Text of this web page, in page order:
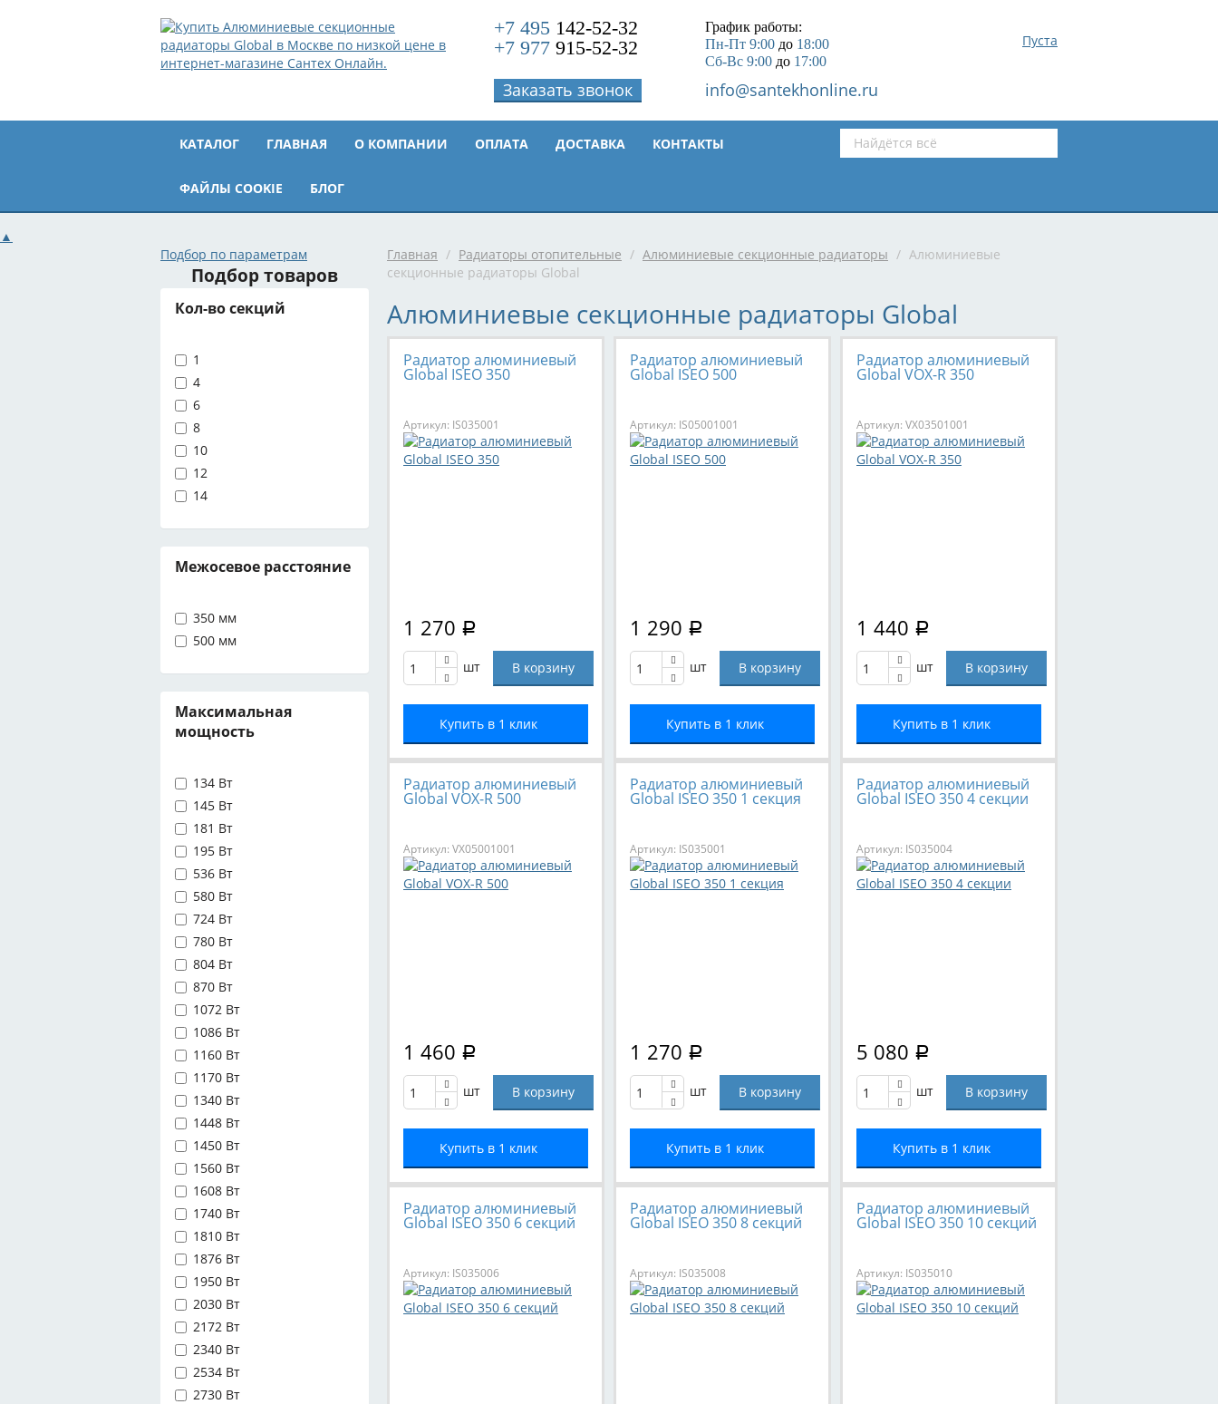
+7 495 142-52-32
+7 977 915-52-32
График работы:
Пн-Пт 9:00до 18:00
Сб-Вс 9:00до 17:00
Заказать звонок info@santekhonline.ru
Пуста
КАТАЛОГ ГЛАВНАЯ О КОМПАНИИ ОПЛАТА ДОСТАВКА КОНТАКТЫ
ФАЙЛЫ COOKIE БЛОГ
▲
Подбор по параметрам
Подбор товаров
Кол-во секций
1
4
6
8
10
12
14
Межосевое расстояние
350 мм
500 мм
Максимальная
мощность
134 Вт
145 Вт
181 Вт
195 Вт
536 Вт
580 Вт
724 Вт
780 Вт
804 Вт
870 Вт
1072 Вт
1086 Вт
1160 Вт
1170 Вт
1340 Вт
1448 Вт
1450 Вт
1560 Вт
1608 Вт
1740 Вт
1810 Вт
1876 Вт
1950 Вт
2030 Вт
2172 Вт
2340 Вт
2534 Вт
2730 Вт
Главная / Радиаторы отопительные / Алюминиевые секционные радиаторы / Алюминиевые
секционные радиаторы Global
Алюминиевые секционные радиаторы Global
Радиатор алюминиевый
Global ISEO 350
Артикул: IS035001
1 270 Р
шт
Купить в 1 клик
Радиатор алюминиевый
Global ISEO 500
Артикул: IS05001001
1 290 Р
шт
Купить в 1 клик
Радиатор алюминиевый
Global VOX-R 350
Артикул: VX03501001
1 440 Р
шт
Купить в 1 клик
Радиатор алюминиевый
Global VOX-R 500
Артикул: VX05001001
1 460 Р
шт
Купить в 1 клик
Радиатор алюминиевый
Global ISEO 350 1 секция
Артикул: IS035001
1 270 Р
шт
Купить в 1 клик
Радиатор алюминиевый
Global ISEO 350 4 секции
Артикул: IS035004
5 080 Р
шт
Купить в 1 клик
Радиатор алюминиевый
Global ISEO 350 6 секций
Артикул: IS035006
Радиатор алюминиевый
Global ISEO 350 8 секций
Артикул: IS035008
Радиатор алюминиевый
Global ISEO 350 10 секций
Артикул: IS035010